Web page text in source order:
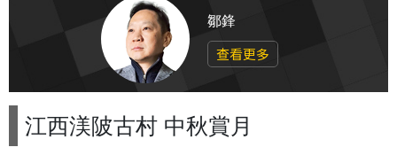
鄒鋒
查看更多
江西渼陂古村 中秋賞月